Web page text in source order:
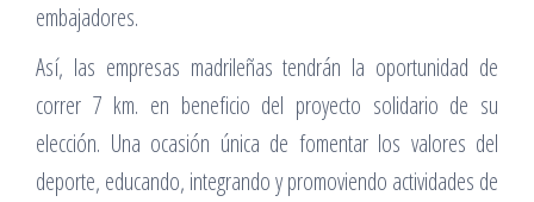
embajadores.
Así, las empresas madrileñas tendrán la oportunidad de
correr 7 km. en beneficio del proyecto solidario de su
elección. Una ocasión única de fomentar los valores del
deporte, educando, integrando y promoviendo actividades de